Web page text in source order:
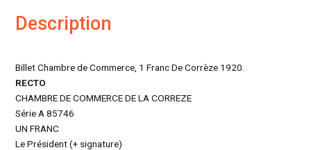
Description
Billet Chambre de Commerce, 1 Franc De Corrèze 1920.
RECTO
CHAMBRE DE COMMERCE DE LA CORREZE
Série A 85746
UN FRANC
Le Président (+ signature)